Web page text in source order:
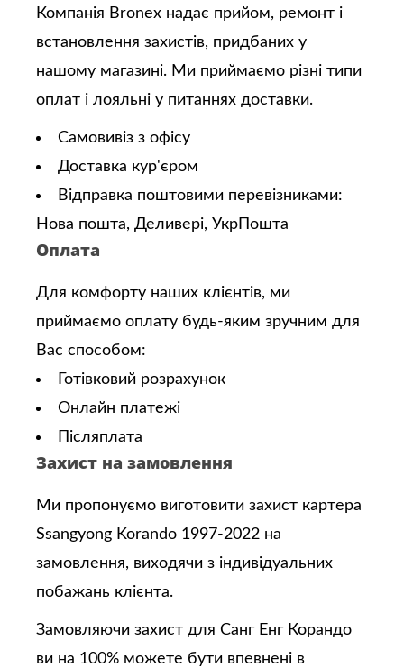
Компанія Bronex надає прийом, ремонт і
встановлення захистів, придбаних у
нашому магазині. Ми приймаємо різні типи
оплат і лояльні у питаннях доставки.
Самовивіз з офісу
Доставка кур'єром
Відправка поштовими перевізниками:
Нова пошта, Деливері, УкрПошта
Оплата
Для комфорту наших клієнтів, ми
приймаємо оплату будь-яким зручним для
Вас способом:
Готівковий розрахунок
Онлайн платежі
Післяплата
Захист на замовлення
Ми пропонуємо виготовити захист картера
Ssangyong Korando 1997-2022 на
замовлення, виходячи з індивідуальних
побажань клієнта.
Замовляючи захист для Санг Енг Корандо
ви на 100% можете бути впевнені в